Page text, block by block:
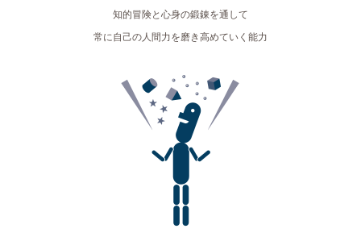
知的冒険と心身の鍛錬を通して
常に自己の人間力を磨き高めていく能力